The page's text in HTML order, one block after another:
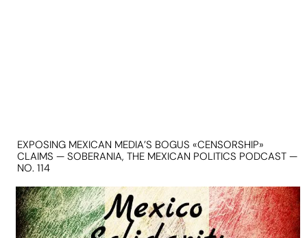
EXPOSING MEXICAN MEDIA’S BOGUS «CENSORSHIP»
CLAIMS — SOBERANIA, THE MEXICAN POLITICS PODCAST —
NO. 114